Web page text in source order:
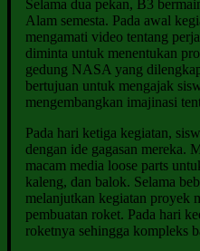
Selama dua pekan, B3
Alam semesta. Pada awal
mengamati video tentang
diminta untuk menentukan
gedung NASA yang
bertujuan untuk mengajak
mengembangkan imajinasi
Pada hari ketiga kegiatan,
dengan ide gagasan mereka.
macam media loose parts
kaleng, dan balok. Selama
melanjutkan kegiatan proyek
pembuatan roket. Pada hari
roketnya sehingga kompleks